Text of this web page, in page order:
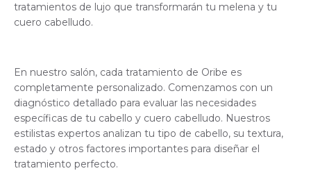
tratamientos de lujo que transformarán tu melena y tu
cuero cabelludo.
En nuestro salón, cada tratamiento de Oribe es
completamente personalizado. Comenzamos con un
diagnóstico detallado para evaluar las necesidades
específicas de tu cabello y cuero cabelludo. Nuestros
estilistas expertos analizan tu tipo de cabello, su textura,
estado y otros factores importantes para diseñar el
tratamiento perfecto.